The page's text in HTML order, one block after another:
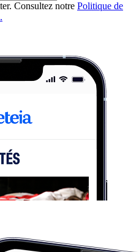
Consultez notre Politique de